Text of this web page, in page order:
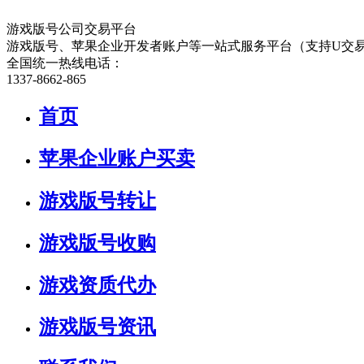
游戏版号公司交易平台
游戏版号、苹果企业开发者账户等一站式服务平台（支持U交
全国统一热线电话：
1337-8662-865
首页
苹果企业账户买卖
游戏版号转让
游戏版号收购
游戏资质代办
游戏版号资讯